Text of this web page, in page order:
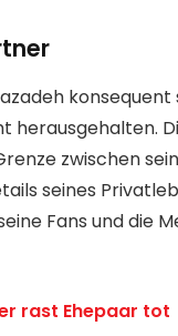
herausgehalten.
zwischen
seines
Fans und die
rast Ehepaar tot